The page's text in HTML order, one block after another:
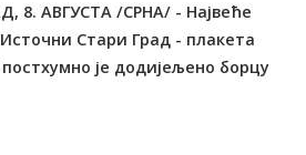
8. АВГУСТА /СРНА/ - Највеће
Стари Град - плакета
је додијељено борцу